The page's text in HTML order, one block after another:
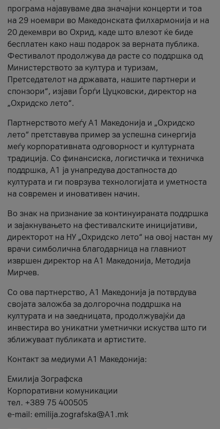
програма најавуваме два значајни концерти и тоа
на 29 ноември во Македонската филхармонија и на
20 декември во Охрид, каде што влезот ќе биде
бесплатен како наш подарок за верната публика.
Фестивалот продолжува да расте со поддршка од
Министерството за култура и туризам,
Претседателот на државата, нашите партнери и
спонзори“, изјави Ѓорѓи Цуцковски, директор на
„Охридско лето“.
Партнерството меѓу A1 Македонија и „Охридско
лето“ претставува пример за успешна синергија
меѓу корпоративната одговорност и културната
традиција. Со финансиска, логистичка и техничка
поддршка, A1 ја унапредува достапноста до
културата и ги поврзува технологијата и уметноста
на современ и иновативен начин.
Во знак на признание за континуираната поддршка
и зајакнувањето на фестивалските иницијативи,
директорот на НУ „Охридско лето“ на овој настан му
врачи симболична благодарница на главниот
извршен директор на A1 Македонија, Методија
Мирчев.
Со ова партнерство, A1 Македонија ја потврдува
својата заложба за долгорочна поддршка на
културата и на заедницата, продолжувајќи да
инвестира во уникатни уметнички искуства што ги
зближуваат публиката и артистите.
Контакт за медиуми А1 Македонија:
Емилија Зографска
Корпоративни комуникации
тел. +389 75 400505
e-mail: emilija.zografska@A1.mk